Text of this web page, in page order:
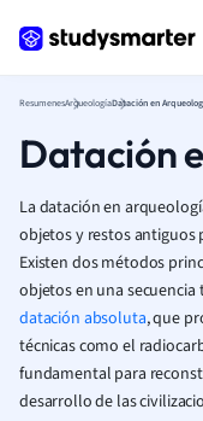
ResumenesArqueologíaDatación en
Datación
La datación en
objetos y restos antiguos
Existen dos métodos
objetos en una secuencia
datación absoluta, que
técnicas como el
fundamental para
desarrollo de las